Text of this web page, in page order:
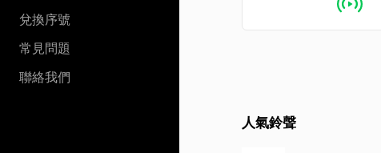
兌換序號
常見問題
聯絡我們
人氣鈴聲